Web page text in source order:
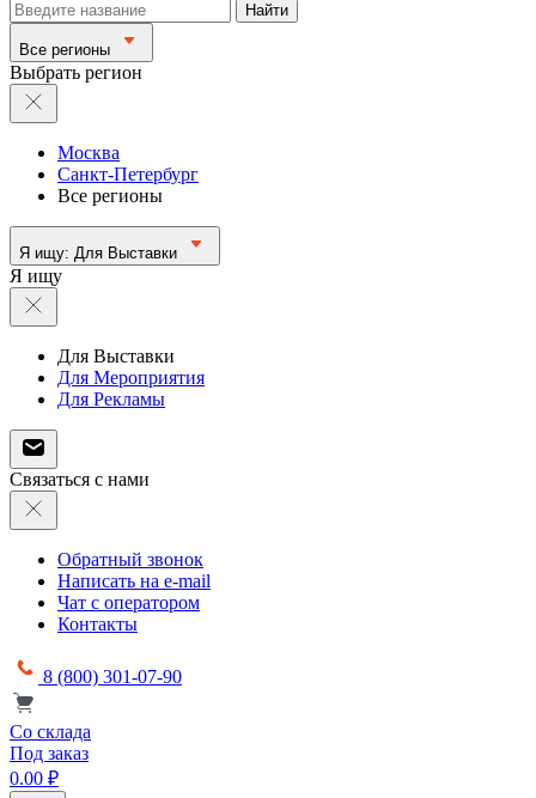
Найти
Все регионы
Выбрать регион
Москва
Санкт-Петербург
Все регионы
Я ищу: Для Выставки
Я ищу
Для Выставки
Для Мероприятия
Для Рекламы
Связаться с нами
Обратный звонок
Написать на e-mail
Чат с оператором
Контакты
8 (800) 301-07-90
Со склада
Под заказ
0.00 ₽